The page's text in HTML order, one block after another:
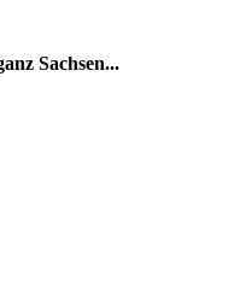
Sachsen...